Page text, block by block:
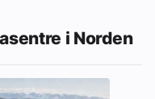
i Norden